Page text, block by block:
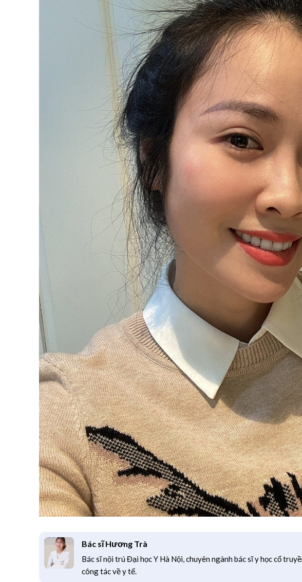
Bác sĩ Hương Trà
Bác sĩ nội trú Đại học Y Hà Nội, chuyên ngành bác sĩ y học cổ
công tác về y tế.